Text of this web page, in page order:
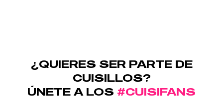
¿QUIERES SER PARTE DE
CUISILLOS?
ÚNETE A LOS #CUISIFANS